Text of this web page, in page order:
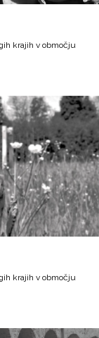
krajih v območju
krajih v območju